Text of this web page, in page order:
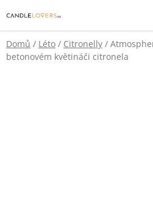
na
obsah
Domů / Léto / Citronelly /
betonovém květináči citronela